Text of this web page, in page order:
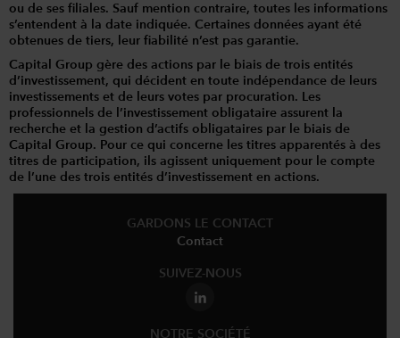
ou de ses filiales. Sauf mention contraire, toutes les informations
s’entendent à la date indiquée. Certaines données ayant été
obtenues de tiers, leur fiabilité n’est pas garantie.
Capital Group gère des actions par le biais de trois entités
d’investissement, qui décident en toute indépendance de leurs
investissements et de leurs votes par procuration. Les
professionnels de l’investissement obligataire assurent la
recherche et la gestion d’actifs obligataires par le biais de
Capital Group. Pour ce qui concerne les titres apparentés à des
titres de participation, ils agissent uniquement pour le compte
de l’une des trois entités d’investissement en actions.
GARDONS LE CONTACT
Contact
SUIVEZ-NOUS
NOTRE SOCIÉTÉ